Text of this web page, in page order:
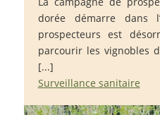
dorée démarre dans
prospecteurs est
parcourir les vignobles
[...]
Surveillance sanitaire